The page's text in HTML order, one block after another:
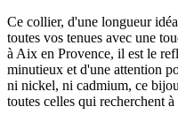
Ce collier, d'une longueur
toutes vos tenues avec une
à Aix en Provence, il est le
minutieux et d'une attention
ni nickel, ni cadmium, ce
toutes celles qui recherchent